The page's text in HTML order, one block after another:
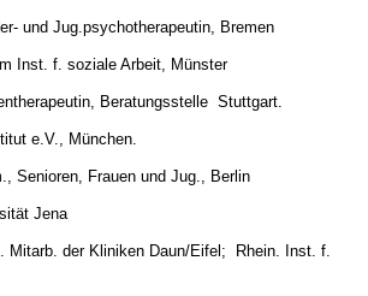
und Jug.psychotherapeutin, Bremen
Inst. f. soziale Arbeit, Münster
Beratungsstelle Stuttgart.
e.V., München.
Senioren, Frauen und Jug., Berlin
Jena
Mitarb. der Kliniken Daun/Eifel; Rhein. Inst. f.